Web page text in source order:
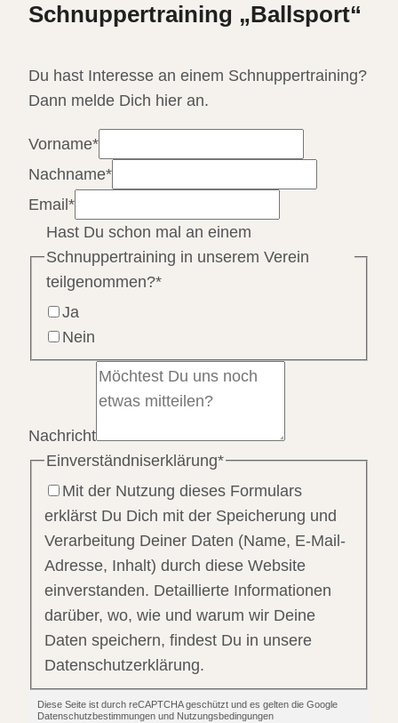
Schnuppertraining „Ballsport“
Du hast Interesse an einem Schnuppertraining?
Dann melde Dich hier an.
Vorname*
Nachname*
Email*
Hast Du schon mal an einem
Schnuppertraining in unserem Verein
teilgenommen?*
Ja
Nein
Nachricht
Einverständniserklärung*
Mit der Nutzung dieses Formulars
erklärst Du Dich mit der Speicherung und
Verarbeitung Deiner Daten (Name, E-Mail-
Adresse, Inhalt) durch diese Website
einverstanden. Detaillierte Informationen
darüber, wo, wie und warum wir Deine
Daten speichern, findest Du in unsere
Datenschutzerklärung.
Diese Seite ist durch reCAPTCHA geschützt und es gelten die Google
Datenschutzbestimmungen und Nutzungsbedingungen